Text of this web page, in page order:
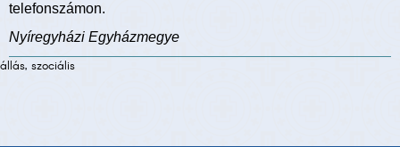
telefonszámon.
Nyíregyházi Egyházmegye
állás, szociális